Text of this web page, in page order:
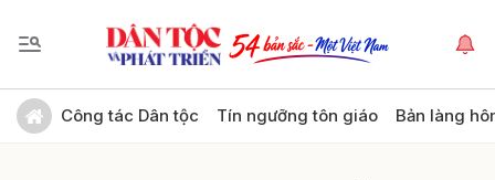
Công tác Dân tộc Tín ngưỡng tôn giáo Bản làng
Gửi bình luận